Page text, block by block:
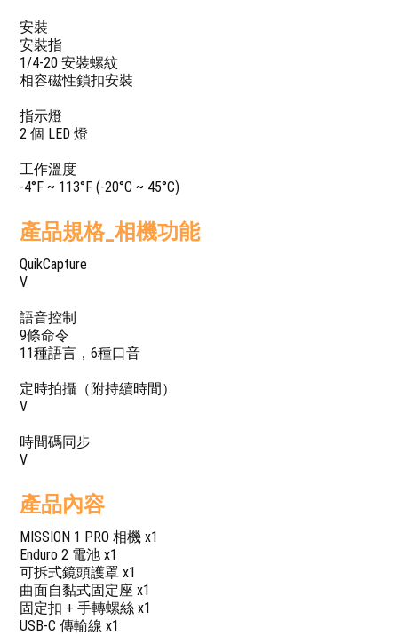
安裝
安裝指
1/4-20 安裝螺紋
相容磁性鎖扣安裝
指示燈
2 個 LED 燈
工作溫度
-4°F ~ 113°F (-20°C ~ 45°C)
產品規格_相機功能
QuikCapture
V
語音控制
9條命令
11種語言，6種口音
定時拍攝（附持續時間）
V
時間碼同步
V
產品內容
MISSION 1 PRO 相機 x1
Enduro 2 電池 x1
可拆式鏡頭護罩 x1
曲面自黏式固定座 x1
固定扣 + 手轉螺絲 x1
USB-C 傳輸線 x1